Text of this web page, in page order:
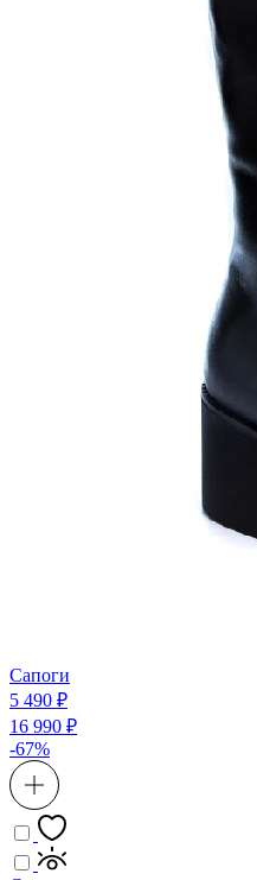
Сапоги
5 490 ₽
16 990 ₽
-67%